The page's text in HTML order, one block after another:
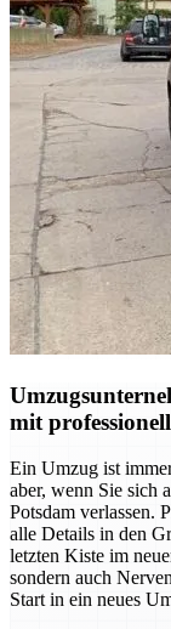
mit
Ein Umzug ist
aber, wenn Sie sich
Potsdam verlassen.
alle Details in den
letzten Kiste im
sondern auch
Start in ein neues